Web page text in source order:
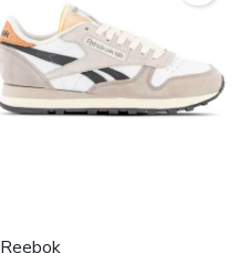
Reebok